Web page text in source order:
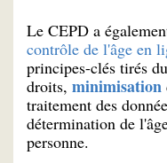
Le CEPD a
contrôle de l'âge en
principes-clés tirés
droits, minimisation
traitement des
détermination de
personne.